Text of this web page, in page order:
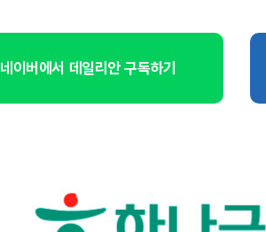
네이버에서 데일리안 구독하기